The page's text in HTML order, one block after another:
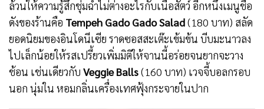
ล้วนให้ความรู้สึกชุ่มฉ่ำไม่ต่างอะไรกับเนื้อสัตว์ อีกหนึ่งเมนูชื่อ
ดังของร้านคือ Tempeh Gado Gado Salad(180 บาท) สลัด
ยอดนิยมของอินโดนีเซีย ราดซอสสะเต๊ะเข้มข้น บีบมะนาวลง
ไปเล็กน้อยให้รสเปรี้ยวเพิ่มมิติให้จานนี้อร่อยจนยากจะวาง
ช้อน เช่นเดียวกับVeggie Balls(160 บาท) เวจจี้บอลกรอบ
นอก นุ่มใน หอมกลิ่นเครื่องเทศฟุ้งกระจายในปาก